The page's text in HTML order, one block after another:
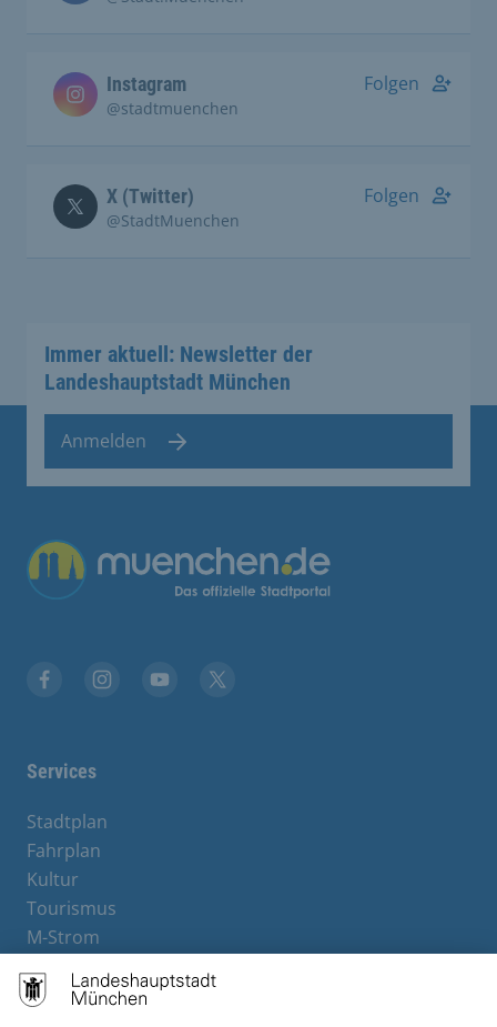
Instagram
@stadtmuenchen
Folgen
X (Twitter)
@StadtMuenchen
Folgen
Immer aktuell: Newsletter der
Landeshauptstadt München
Anmelden
Übergreifende Links
Services
Stadtplan
Fahrplan
Kultur
Tourismus
M-Strom
Hotels